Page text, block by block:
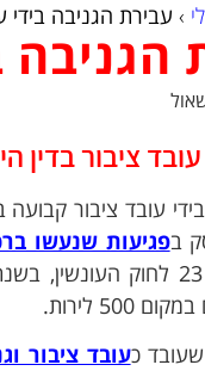
› עבירת הגניבה בידי
הגניבה
ציבור בדין
עובד ציבור קבועה
בפגיעות שנעשו
לירות.
כעובד ציבור